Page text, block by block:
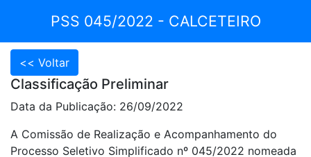
PSS 045/2022 - CALCETEIRO
Classificação Preliminar
Data da Publicação: 26/09/2022
A Comissão de Realização e Acompanhamento do
Processo Seletivo Simplificado nº 045/2022 nomeada